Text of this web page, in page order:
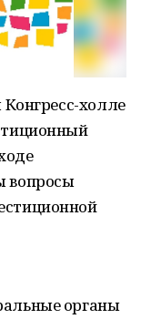
холле
вопросы
органы